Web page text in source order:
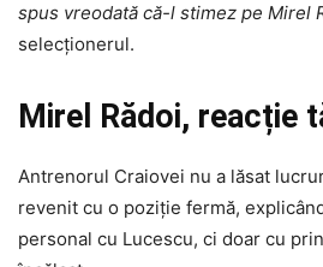
spus vreodată că-l stimez pe Mirel
selecționerul.
Mirel Rădoi, reacție
Antrenorul Craiovei nu a lăsat
revenit cu o poziție fermă,
personal cu Lucescu, ci doar cu